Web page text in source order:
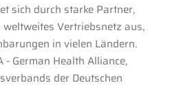
sich durch starke Partner,
Vertriebsnetz aus,
in vielen Ländern.
German Health Alliance,
der Deutschen